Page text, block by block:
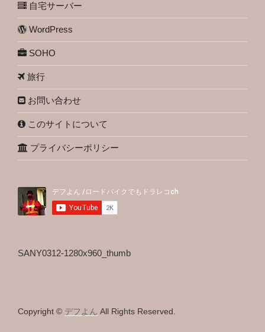
自宅サーバー
WordPress
SOHO
旅行
お問い合わせ
このサイトについて
プライバシーポリシー
SANY0312-1280x960_thumb
Copyright © デフよん All Rights Reserved.